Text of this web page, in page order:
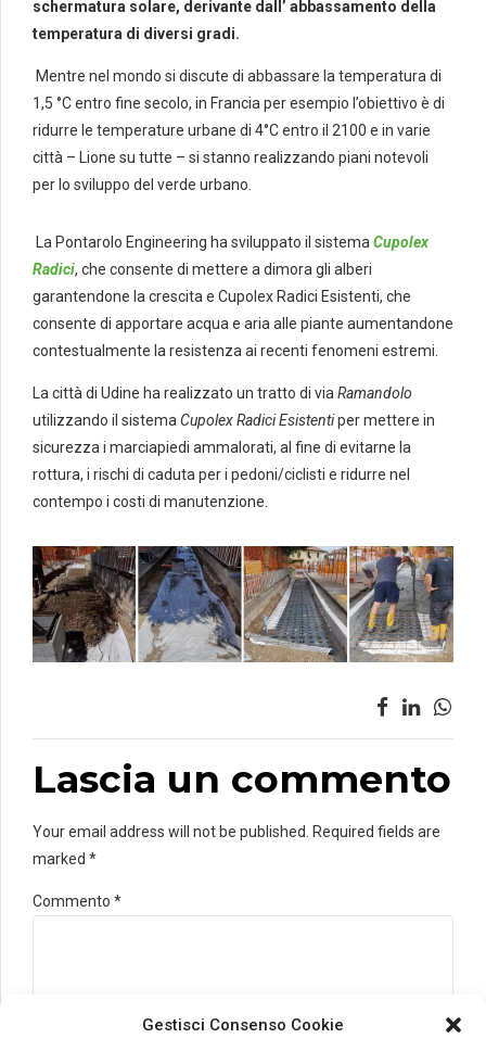
Gestisci Consenso Cookie
schermatura solare, derivante dall’ abbassamento della
temperatura di diversi gradi.
Mentre nel mondo si discute di abbassare la temperatura di
1,5 °C entro fine secolo, in Francia per esempio l’obiettivo è di
ridurre le temperature urbane di 4°C entro il 2100 e in varie
città – Lione su tutte – si stanno realizzando piani notevoli
per lo sviluppo del verde urbano.
La Pontarolo Engineering ha sviluppato il sistema Cupolex
Radici, che consente di mettere a dimora gli alberi
garantendone la crescita e Cupolex Radici Esistenti, che
consente di apportare acqua e aria alle piante aumentandone
contestualmente la resistenza ai recenti fenomeni estremi.
La città di Udine ha realizzato un tratto di via Ramandolo
utilizzando il sistema Cupolex Radici Esistentiper mettere in
sicurezza i marciapiedi ammalorati, al fine di evitarne la
rottura, i rischi di caduta per i pedoni/ciclisti e ridurre nel
contempo i costi di manutenzione.
Lascia un commento
Your email address will not be published. Required fields are
marked *
Commento *